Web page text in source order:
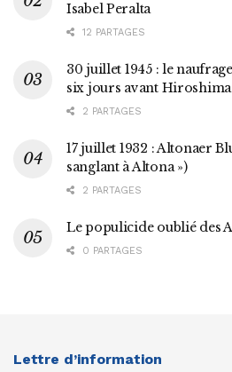
Isabel Peralta
12 PARTAGES
30 juillet 1945 : le
six jours avant Hiroshima
2 PARTAGES
17 juillet 1932 : Altonaer
sanglant à Altona »)
2 PARTAGES
Le populicide oublié des
0 PARTAGES
Lettre d’information